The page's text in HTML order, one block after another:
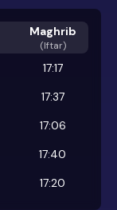
Maghrib
(Iftar)
17:17
17:37
17:06
17:40
17:20